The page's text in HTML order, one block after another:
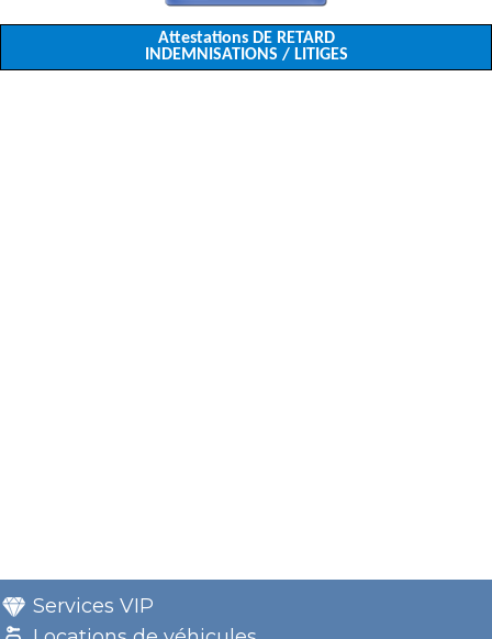
Attestations DE RETARD
INDEMNISATIONS / LITIGES
Services VIP